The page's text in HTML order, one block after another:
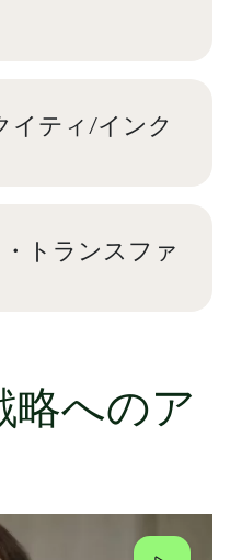
イティ/インク
トランスファ
略へのア